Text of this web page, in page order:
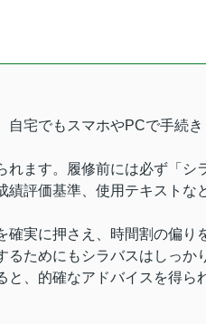
自宅でもスマホやPCで手続き
れます。履修前には必ず「シ
績評価基準、使用テキストな
確実に押さえ、時間割の偏り
るためにもシラバスはしっか
と、的確なアドバイスを得ら